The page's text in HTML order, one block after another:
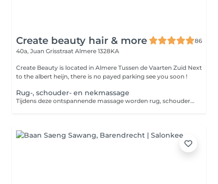
Create beauty hair & more
86
40a, Juan Grisstraat Almere 1328KA
Create Beauty is located in Almere Tussen de Vaarten Zuid Next
to the albert heijn, there is no payed parking see you soon !
Rug-, schouder- en nekmassage
Tijdens deze ontspannende massage worden rug, schouder en nek gemasseerd om eventuele klachten te verlichten en om tot rust te komen.